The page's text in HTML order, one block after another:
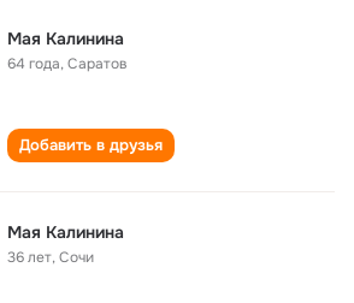
Мая Калинина
64 года,Саратов
Добавить в друзья
Mая Калинина
36 лет,Сочи